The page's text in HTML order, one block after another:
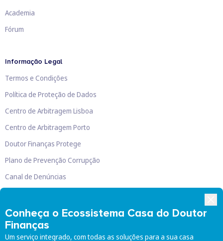
Conheça o Ecossistema Casa do Doutor
Finanças
Um serviço integrado, com todas as soluções para a sua casa
Academia
Fórum
Informação Legal
Termos e Condições
Política de Proteção de Dados
Centro de Arbitragem Lisboa
Centro de Arbitragem Porto
Doutor Finanças Protege
Plano de Prevenção Corrupção
Canal de Denúncias